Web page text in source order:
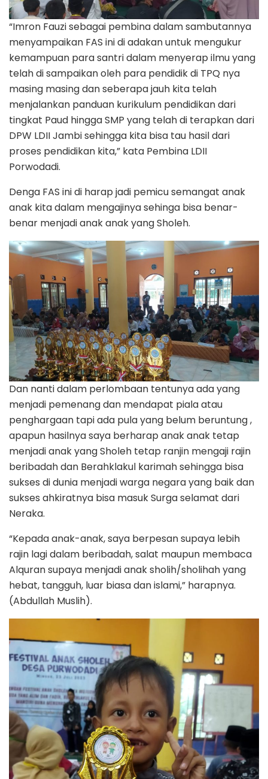
“Imron Fauzi sebagai pembina dalam sambutannya
menyampaikan FAS ini di adakan untuk mengukur
kemampuan para santri dalam menyerap ilmu yang
telah di sampaikan oleh para pendidik di TPQ nya
masing masing dan seberapa jauh kita telah
menjalankan panduan kurikulum pendidikan dari
tingkat Paud hingga SMP yang telah di terapkan dari
DPW LDII Jambi sehingga kita bisa tau hasil dari
proses pendidikan kita,” kata Pembina LDII
Porwodadi.
Denga FAS ini di harap jadi pemicu semangat anak
anak kita dalam mengajinya sehinga bisa benar-
benar menjadi anak anak yang Sholeh.
Dan nanti dalam perlombaan tentunya ada yang
menjadi pemenang dan mendapat piala atau
penghargaan tapi ada pula yang belum beruntung ,
apapun hasilnya saya berharap anak anak tetap
menjadi anak yang Sholeh tetap ranjin mengaji rajin
beribadah dan Berahklakul karimah sehingga bisa
sukses di dunia menjadi warga negara yang baik dan
sukses ahkiratnya bisa masuk Surga selamat dari
Neraka.
“Kepada anak-anak, saya berpesan supaya lebih
rajin lagi dalam beribadah, salat maupun membaca
Alquran supaya menjadi anak sholih/sholihah yang
hebat, tangguh, luar biasa dan islami,” harapnya.
(Abdullah Muslih).